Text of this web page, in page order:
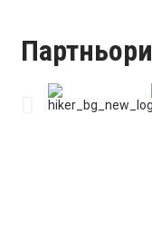
Партньори